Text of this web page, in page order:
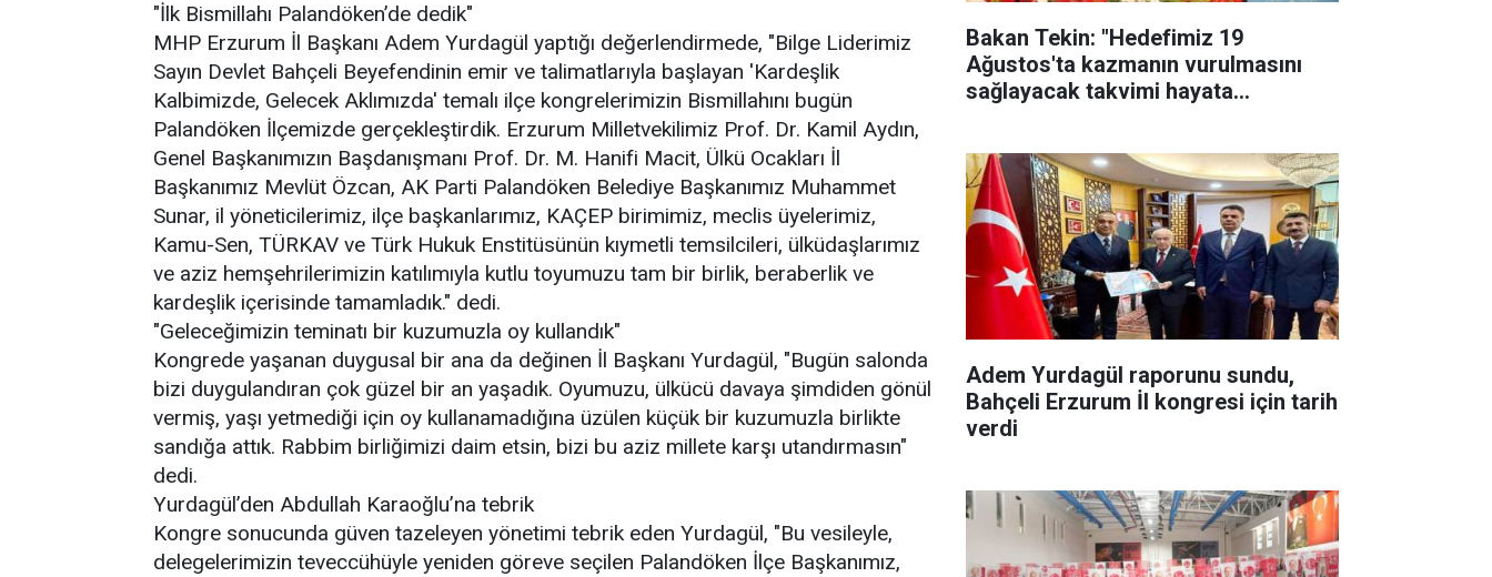
"İlk Bismillahı Palandöken’de dedik"
MHP Erzurum İl Başkanı Adem Yurdagül yaptığı değerlendirmede, "Bilge Liderimiz
Sayın Devlet Bahçeli Beyefendinin emir ve talimatlarıyla başlayan 'Kardeşlik
Kalbimizde, Gelecek Aklımızda' temalı ilçe kongrelerimizin Bismillahını bugün
Palandöken İlçemizde gerçekleştirdik. Erzurum Milletvekilimiz Prof. Dr. Kamil Aydın,
Genel Başkanımızın Başdanışmanı Prof. Dr. M. Hanifi Macit, Ülkü Ocakları İl
Başkanımız Mevlüt Özcan, AK Parti Palandöken Belediye Başkanımız Muhammet
Sunar, il yöneticilerimiz, ilçe başkanlarımız, KAÇEP birimimiz, meclis üyelerimiz,
Kamu-Sen, TÜRKAV ve Türk Hukuk Enstitüsünün kıymetli temsilcileri, ülküdaşlarımız
ve aziz hemşehrilerimizin katılımıyla kutlu toyumuzu tam bir birlik, beraberlik ve
kardeşlik içerisinde tamamladık." dedi.
"Geleceğimizin teminatı bir kuzumuzla oy kullandık"
Kongrede yaşanan duygusal bir ana da değinen İl Başkanı Yurdagül, "Bugün salonda
bizi duygulandıran çok güzel bir an yaşadık. Oyumuzu, ülkücü davaya şimdiden gönül
vermiş, yaşı yetmediği için oy kullanamadığına üzülen küçük bir kuzumuzla birlikte
sandığa attık. Rabbim birliğimizi daim etsin, bizi bu aziz millete karşı utandırmasın"
dedi.
Yurdagül’den Abdullah Karaoğlu’na tebrik
Kongre sonucunda güven tazeleyen yönetimi tebrik eden Yurdagül, "Bu vesileyle,
delegelerimizin teveccühüyle yeniden göreve seçilen Palandöken İlçe Başkanımız,
Bakan Tekin: "Hedefimiz 19
Ağustos'ta kazmanın vurulmasını
sağlayacak takvimi hayata
Adem Yurdagül raporunu sundu,
Bahçeli Erzurum İl kongresi için tarih
verdi